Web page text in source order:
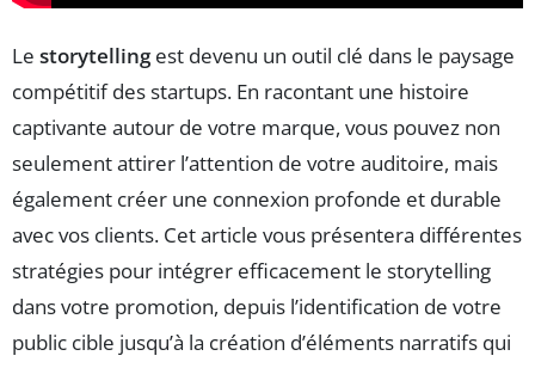
Le storytellingest devenu un outil clé dans le paysage
compétitif des startups. En racontant une histoire
captivante autour de votre marque, vous pouvez non
seulement attirer l’attention de votre auditoire, mais
également créer une connexion profonde et durable
avec vos clients. Cet article vous présentera différentes
stratégies pour intégrer efficacement le storytelling
dans votre promotion, depuis l’identification de votre
public cible jusqu’à la création d’éléments narratifs qui